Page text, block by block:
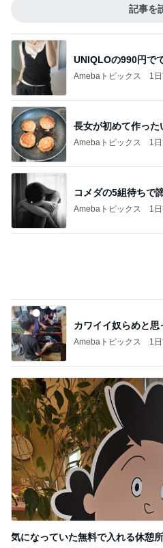
記事を
UNIQLOの990円で
Amebaトピックス 1
長女が初めて作った
Amebaトピックス 1
コメダの5組待ちで
Amebaトピックス 1
カワイイ奴らめと思
Amebaトピックス 1
気になっていた無料で入れる休憩所